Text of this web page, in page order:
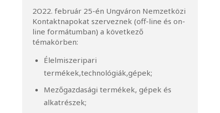
2O22. február 25-én Ungváron Nemzetközi
Kontaktnapokat szerveznek (off-line és on-
line formátumban) a következő
témakörben:
Élelmiszeripari
termékek,technológiák,gépek;
Mezőgazdasági termékek, gépek és
alkatrészek;